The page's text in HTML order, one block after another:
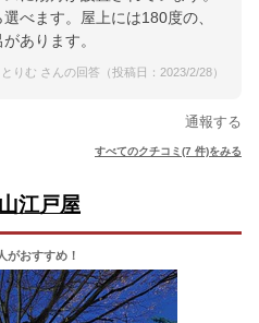
べます。屋上には180度の、
あります。
とりむ さんの回答（投稿日：2023/2/28）
通報する
すべてのクチコミ(7 件)をみる
江戸屋
がおすすめ！